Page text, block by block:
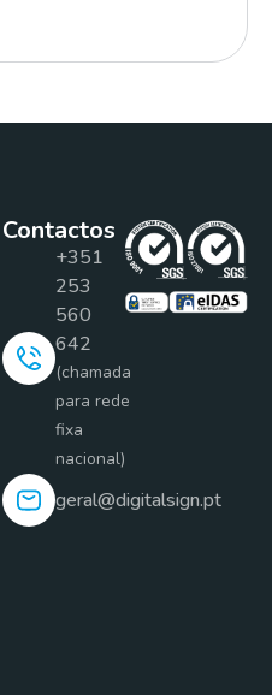
Contactos
+351
253
560
642
(chamada
para rede
fixa
nacional)
geral@digitalsign.pt